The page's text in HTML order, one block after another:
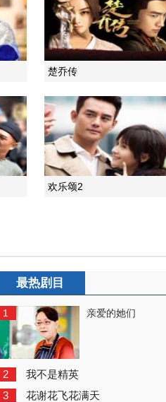
楚乔传
欢乐颂2
最热剧目
1 亲爱的她们
2 我不是精英
3 花谢花飞花满天